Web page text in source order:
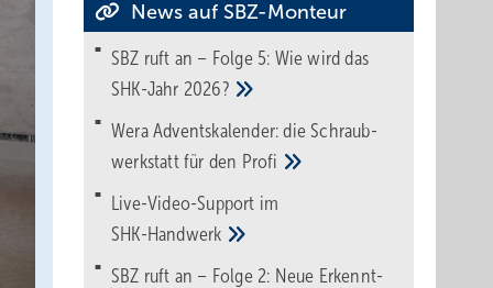
News auf SBZ-Monteur
SBZ ruft an – Folge 5: Wie wird das
SHK-Jahr 2026?
Wera Adventskalender: die Schraub­
werk­statt für den Pro­fi
Live-Video-Support im
SHK-Handwerk
SBZ ruft an – Folge 2: Neue Erkennt­